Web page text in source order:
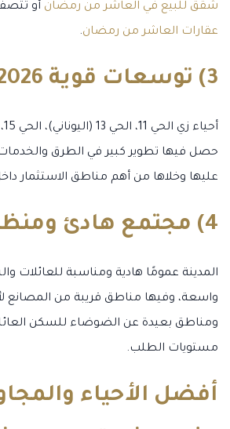
شقق للبيع في العاشر من رمضان أو
عقارات العاشر من رمضان.
3) توسعات قوية 2026–2027
حصل فيها تطوير كبير في الطرق
عليها وخلاها من أهم مناطق الاستثمار
4) مجتمع هادئ ومنظم
المدينة عمومًا هادية ومناسبة للعائلات
واسعة، وفيها مناطق قريبة من المصانع
ومناطق بعيدة عن الضوضاء للسكن
مستويات الطلب.
أفضل الأحياء